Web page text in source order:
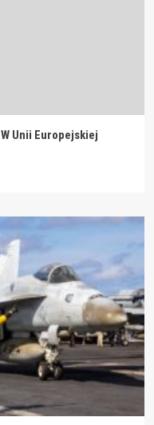
Unii Europejskiej